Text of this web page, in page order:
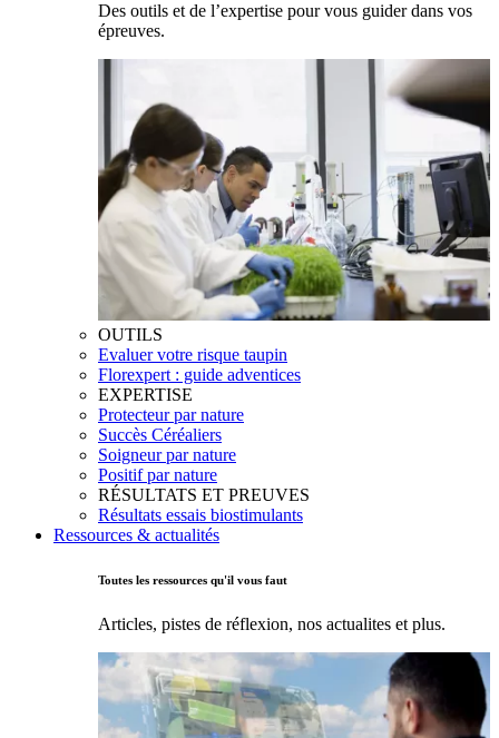
Des outils et de l’expertise pour vous guider dans vos
épreuves.
OUTILS
Evaluer votre risque taupin
Florexpert : guide adventices
EXPERTISE
Protecteur par nature
Succès Céréaliers
Soigneur par nature
Positif par nature
RÉSULTATS ET PREUVES
Résultats essais biostimulants
Ressources & actualités
Toutes les ressources qu'il vous faut
Articles, pistes de réflexion, nos actualites et plus.